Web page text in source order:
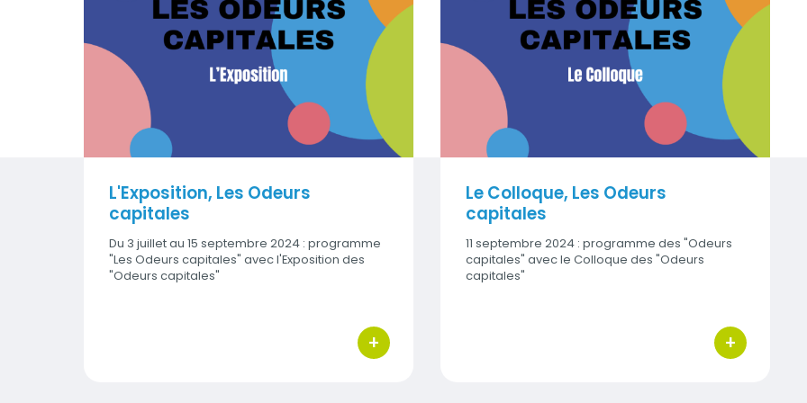
Visuel
L'Exposition, Les Odeurs
capitales
Du 3 juillet au 15 septembre 2024 : programme
"Les Odeurs capitales" avec l'Exposition des
"Odeurs capitales"
+
bouton d'actions
Visuel
Le Colloque, Les Odeurs
capitales
11 septembre 2024 : programme des "Odeurs
capitales" avec le Colloque des "Odeurs
capitales"
+
bouton